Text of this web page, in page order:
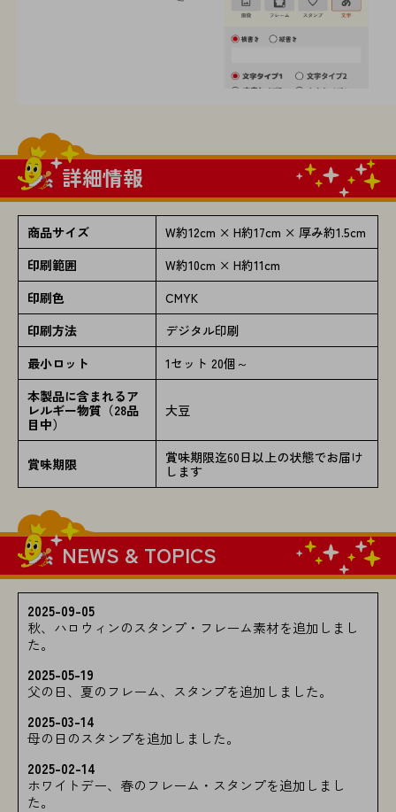
詳細情報
商品サイズ
W約12cm × H約17cm × 厚み約1.5cm
印刷範囲
W約10cm × H約11cm
印刷色
CMYK
印刷方法
デジタル印刷
最小ロット
1セット 20個～
本製品に含まれるア
レルギー物質（28品
目中）
大豆
賞味期限
賞味期限迄60日以上の状態でお届け
します
NEWS & TOPICS
2025-09-05
秋、ハロウィンのスタンプ・フレーム素材を追加しまし
た。
2025-05-19
父の日、夏のフレーム、スタンプを追加しました。
2025-03-14
母の日のスタンプを追加しました。
2025-02-14
ホワイトデー、春のフレーム・スタンプを追加しまし
た。